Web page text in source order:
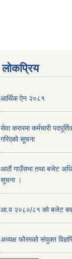
लोकप्रिय
आर्थिक ऐन २०८१
सेवा करारमा कर्मचारी
गरिएको सूचना
आठौं गाउँसभा तथा बजेट
सूचना ।
आ.व २०८०/८१ को बजेट
अध्यक्ष फोरमको संयुक्त